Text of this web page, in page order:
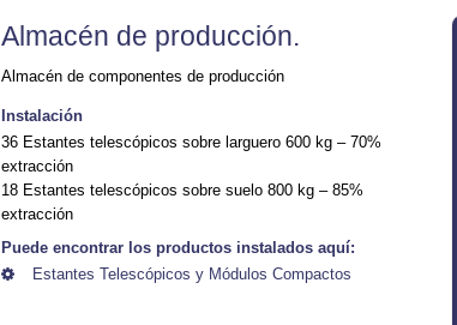
Almacén de producción.
Almacén de componentes de producción
Instalación
36 Estantes telescópicos sobre larguero 600 kg – 70%
extracción
18 Estantes telescópicos sobre suelo 800 kg – 85%
extracción
Puede encontrar los productos instalados aquí:
Estantes Telescópicos y Módulos Compactos